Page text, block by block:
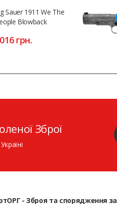
Sauer 1911 We The
Blowback
грн.
Зброї
- Зброя та спорядження за